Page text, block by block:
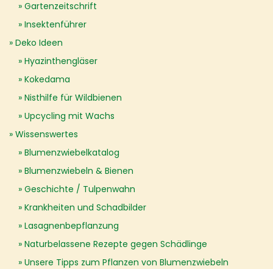
Gartenzeitschrift
Insektenführer
Deko Ideen
Hyazinthengläser
Kokedama
Nisthilfe für Wildbienen
Upcycling mit Wachs
Wissenswertes
Blumenzwiebelkatalog
Blumenzwiebeln & Bienen
Geschichte / Tulpenwahn
Krankheiten und Schadbilder
Lasagnenbepflanzung
Naturbelassene Rezepte gegen Schädlinge
Unsere Tipps zum Pflanzen von Blumenzwiebeln